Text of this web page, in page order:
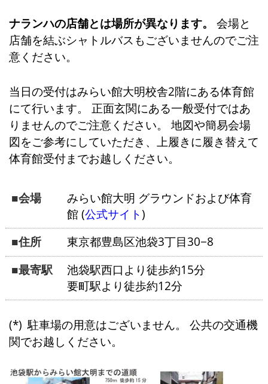
ナランハの店舗とは場所が異なります。
会場と
店舗を結ぶシャトルバスもございませんのでご注
意ください。
当日の受付はみらい館大明校舎2階にある体育館
にて行います。 正面玄関にある一般受付ではあ
りませんのでご注意ください。 地図や簡易会場
図をご参考にしていただき、上履きに履き替えて
体育館受付までお越しください。
会場
みらい館大明 グラウンドおよび体育
館 (公式サイト)
住所
東京都豊島区池袋3丁目30−8
最寄駅
池袋駅西口より徒歩約15分
要町駅より徒歩約12分
駐車場の用意はございません。 公共の交通機
関でお越しください。